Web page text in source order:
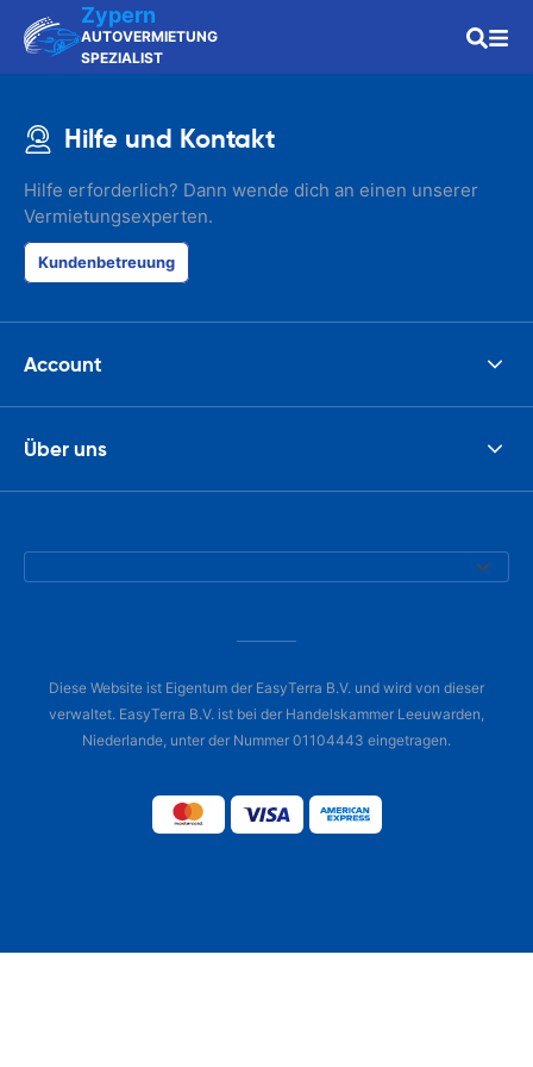
Zypern
AUTOVERMIETUNG
SPEZIALIST
Hilfe und Kontakt
Hilfe erforderlich? Dann wende dich an einen unserer
Vermietungsexperten.
Kundenbetreuung
Account
Über uns
Diese Website ist Eigentum der EasyTerra B.V. und wird von dieser
verwaltet. EasyTerra B.V. ist bei der Handelskammer Leeuwarden,
Niederlande, unter der Nummer 01104443 eingetragen.